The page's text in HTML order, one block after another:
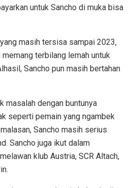
untuk Sancho di muka bisa
masih tersisa sampai 2023,
terbilang lemah untuk
Sancho pun masih bertahan
masalah dengan buntunya
seperti pemain yang ngambek
Sancho masih serius
Sancho juga ikut dalam
klub Austria, SCR Altach,